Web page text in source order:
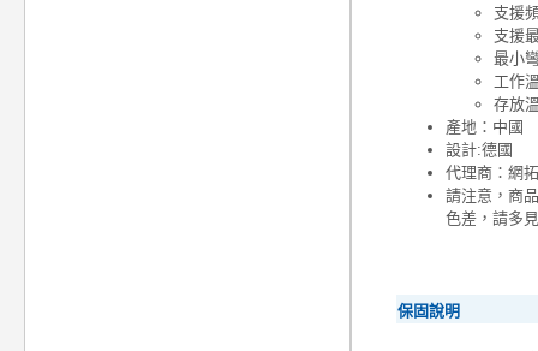
支援
支援
最小
工作
存放
產地：中國
設計:德國
代理商：網
請注意，商
色差，請多
保固說明